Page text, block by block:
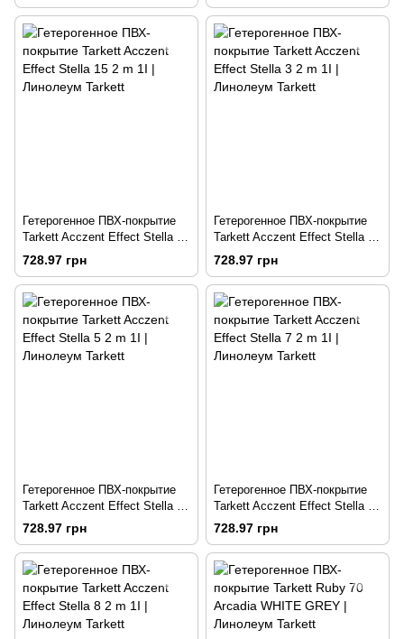
Гетерогенное ПВХ-покрытие
Tarkett Acczent Effect Stella 15
2 m 1I
728.97 грн
Гетерогенное ПВХ-покрытие
Tarkett Acczent Effect Stella 3
2 m 1I
728.97 грн
Гетерогенное ПВХ-покрытие
Tarkett Acczent Effect Stella 5
2 m 1I
728.97 грн
Гетерогенное ПВХ-покрытие
Tarkett Acczent Effect Stella 7
2 m 1I
728.97 грн